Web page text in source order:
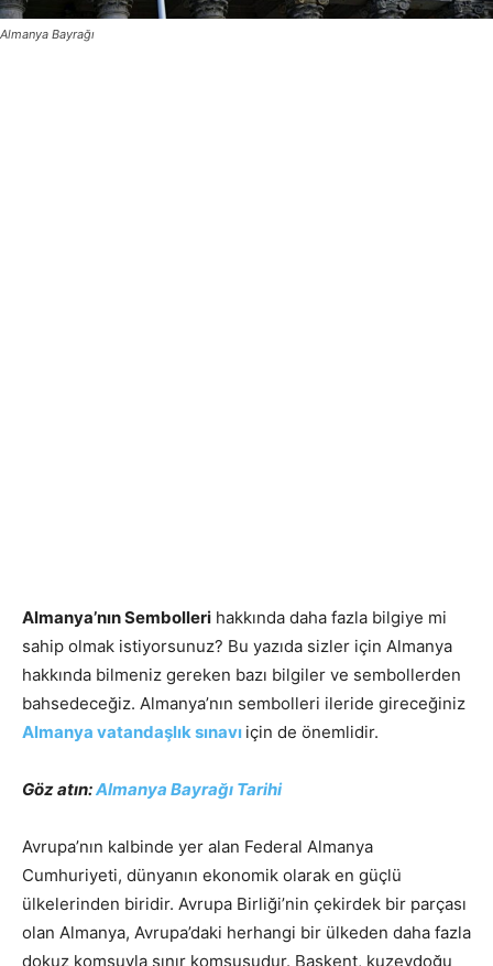
Almanya Bayrağı
Almanya’nın Sembolleri hakkında daha fazla bilgiye mi
sahip olmak istiyorsunuz? Bu yazıda sizler için Almanya
hakkında bilmeniz gereken bazı bilgiler ve sembollerden
bahsedeceğiz. Almanya’nın sembolleri ileride gireceğiniz
Almanya vatandaşlık sınavı için de önemlidir.
Göz atın:Almanya Bayrağı Tarihi
Avrupa’nın kalbinde yer alan Federal Almanya
Cumhuriyeti, dünyanın ekonomik olarak en güçlü
ülkelerinden biridir. Avrupa Birliği’nin çekirdek bir parçası
olan Almanya, Avrupa’daki herhangi bir ülkeden daha fazla
dokuz komşuyla sınır komşusudur. Başkent, kuzeydoğu